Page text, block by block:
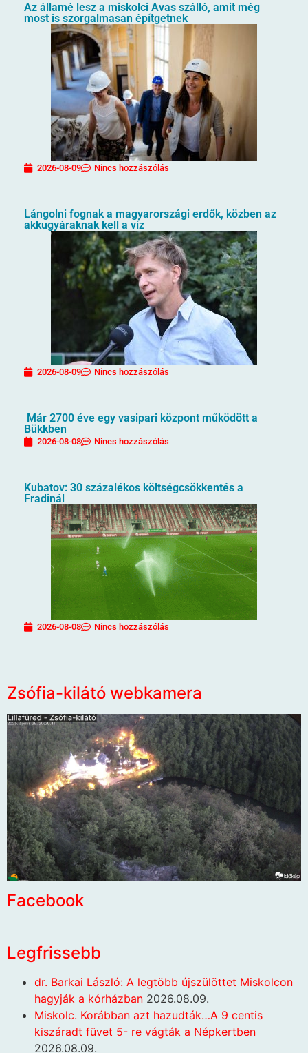
Az államé lesz a miskolci Avas szálló, amit még
most is szorgalmasan építgetnek
2026-08-09 Nincs hozzászólás
Lángolni fognak a magyarországi erdők, közben az
akkugyáraknak kell a víz
2026-08-09 Nincs hozzászólás
Már 2700 éve egy vasipari központ működött a
Bükkben
2026-08-08 Nincs hozzászólás
Kubatov: 30 százalékos költségcsökkentés a
Fradinál
2026-08-08 Nincs hozzászólás
Zsófia-kilátó webkamera
Facebook
Legfrissebb
dr. Barkai László: A legtöbb újszülöttet Miskolcon
hagyják a kórházban 2026.08.09.
Miskolc. Korábban azt hazudták…A 9 centis
kiszáradt füvet 5- re vágták a Népkertben
2026.08.09.